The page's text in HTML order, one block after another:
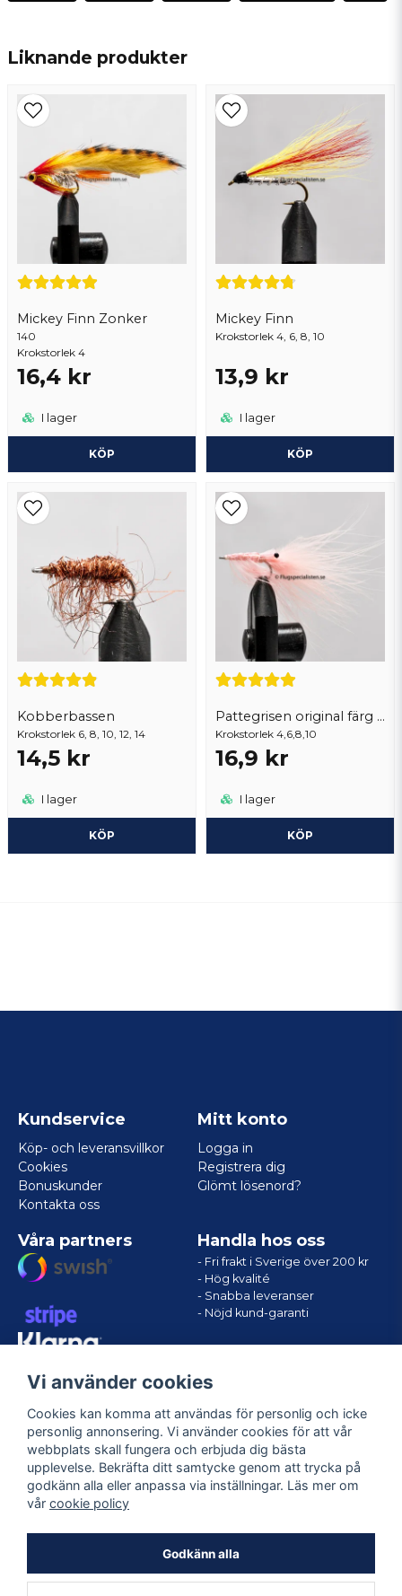
Liknande produkter
Mickey Finn Zonker
140
Krokstorlek 4
16,4 kr
I lager
KÖP
Mickey Finn
Krokstorlek 4, 6, 8, 10
13,9 kr
I lager
KÖP
Kobberbassen
Krokstorlek 6, 8, 10, 12, 14
14,5 kr
I lager
KÖP
Pattegrisen original färg marabou
Krokstorlek 4,6,8,10
16,9 kr
I lager
KÖP
Namn
email
Mejladress
Ja, ni får publicera min fråga
Skicka fråga
Kundservice
Köp- och leveransvillkor
Cookies
Bonuskunder
Kontakta oss
Mitt konto
Logga in
Registrera dig
Glömt lösenord?
Våra partners Handla hos oss
- Fri frakt i Sverige över 200 kr
- Hög kvalité
- Snabba leveranser
- Nöjd kund-garanti
Följ oss
Vi använder cookies
Cookies kan komma att användas för personlig och icke
personlig annonsering. Vi använder cookies för att vår
webbplats skall fungera och erbjuda dig bästa
upplevelse. Bekräfta ditt samtycke genom att trycka på
godkänn alla eller anpassa via inställningar. Läs mer om
vår cookie policy
Godkänn alla